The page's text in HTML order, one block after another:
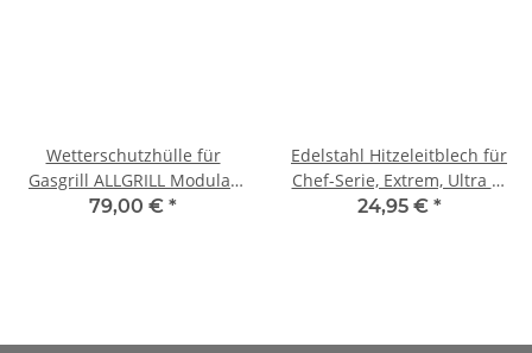
Wetterschutzhülle für
Gasgrill ALLGRILL Modular
Allrounder M, CHEF M
79,00 € *
Edelstahl Hitzeleitblech für
Chef-Serie, Extrem, Ultra u.
Outdoorküche
24,95 € *